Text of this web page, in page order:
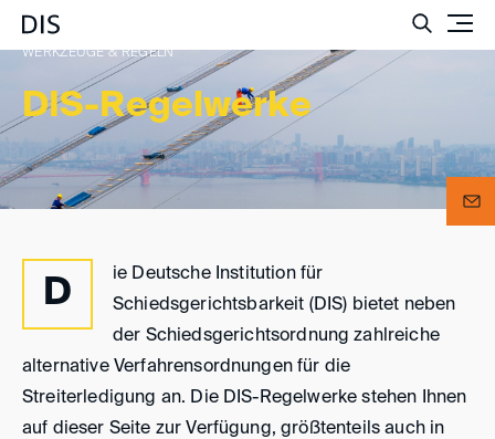
DIS-Regelwerke
WERKZEUGE & REGELN
D
ie Deutsche Institution für
Schiedsgerichtsbarkeit (DIS) bietet neben
der Schiedsgerichtsordnung zahlreiche
alternative Verfahrensordnungen für die
Streiterledigung an. Die DIS-Regelwerke stehen Ihnen
auf dieser Seite zur Verfügung, größtenteils auch in